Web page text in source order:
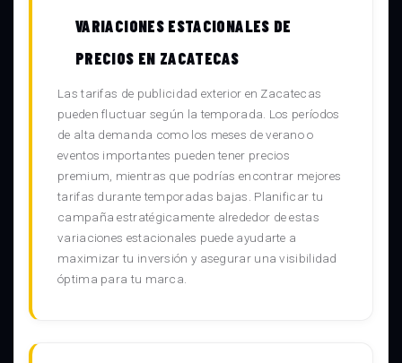
VARIACIONES ESTACIONALES DE
PRECIOS EN ZACATECAS
Las tarifas de publicidad exterior en Zacatecas
pueden fluctuar según la temporada. Los períodos
de alta demanda como los meses de verano o
eventos importantes pueden tener precios
premium, mientras que podrías encontrar mejores
tarifas durante temporadas bajas. Planificar tu
campaña estratégicamente alrededor de estas
variaciones estacionales puede ayudarte a
maximizar tu inversión y asegurar una visibilidad
óptima para tu marca.